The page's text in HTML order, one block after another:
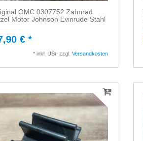
OMC 0307752 Zahnrad
Motor Johnson Evinrude Stahl
€ *
* inkl. USt. zzgl. Versandkosten